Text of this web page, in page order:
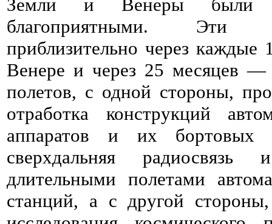
Земли и Венеры были
благоприятными. Эти
приблизительно через каждые
Венере и через 25 месяцев
полетов, с одной стороны,
отработка конструкций
аппаратов и их бортовых
сверхдальняя
длительными полетами
станций, а с другой